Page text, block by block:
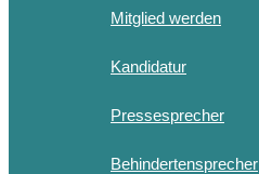
Mitglied werden
Kandidatur
Pressesprecher
Behindertensprecher